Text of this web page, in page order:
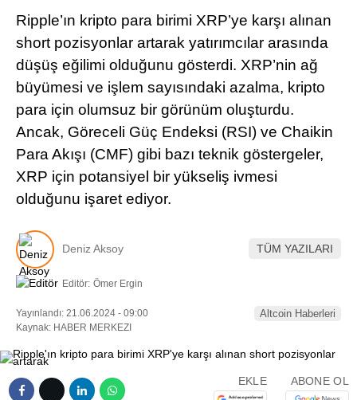
LinkedIn
Telegram
Ripple’ın kripto para birimi XRP’ye karşı alınan
short pozisyonlar artarak yatırımcılar arasında
düşüş eğilimi olduğunu gösterdi. XRP’nin ağ
büyümesi ve işlem sayısındaki azalma, kripto
para için olumsuz bir görünüm oluşturdu.
Ancak, Göreceli Güç Endeksi (RSI) ve Chaikin
Para Akışı (CMF) gibi bazı teknik göstergeler,
XRP için potansiyel bir yükseliş ivmesi
olduğunu işaret ediyor.
Deniz Aksoy TÜM YAZILARI
Editör: Ömer Ergin
Yayınlandı: 21.06.2024 - 09:00
Kaynak: HABER MERKEZI
Altcoin Haberleri
EKLE ABONE OL